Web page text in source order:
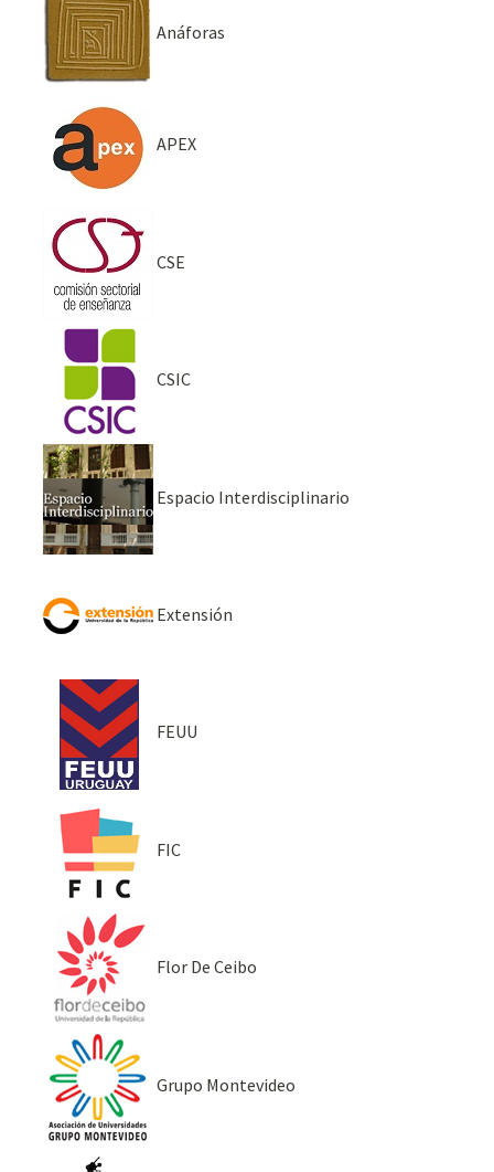
Anáforas
APEX
CSE
CSIC
Espacio Interdisciplinario
Extensión
FEUU
FIC
Flor De Ceibo
Grupo Montevideo